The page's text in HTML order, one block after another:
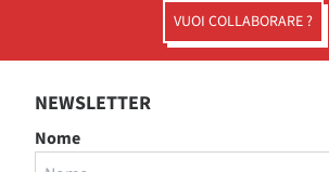
VUOI COLLABORARE ?
NEWSLETTER
Nome